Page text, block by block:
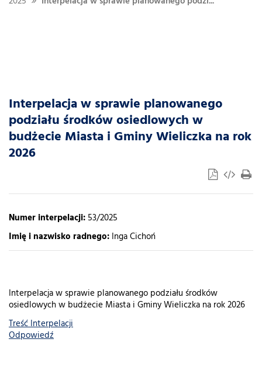
Interpelacja w sprawie planowanego
podziału środków osiedlowych w
budżecie Miasta i Gminy Wieliczka na rok
2026
Numer interpelacji: 53/2025
Imię i nazwisko radnego: Inga Cichoń
Interpelacja w sprawie planowanego podziału środków
osiedlowych w budżecie Miasta i Gminy Wieliczka na rok 2026
Treść Interpelacji
Odpowiedź